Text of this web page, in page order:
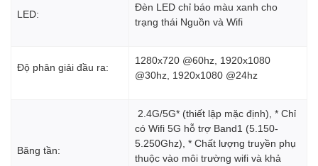
LED:
Đèn LED chỉ báo màu xanh cho
trạng thái Nguồn và Wifi
Độ phân giải đầu ra:
1280x720 @60hz, 1920x1080
@30hz, 1920x1080 @24hz
Băng tần:
2.4G/5G* (thiết lập mặc định), * Chỉ
có Wifi 5G hỗ trợ Band1 (5.150-
5.250Ghz), * Chất lượng truyền phụ
thuộc vào môi trường wifi và khả